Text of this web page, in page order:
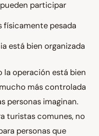
participar
físicamente pesada
está bien organizada
la operación está bien
más controlada
personas imaginan.
turistas comunes, no
personas que